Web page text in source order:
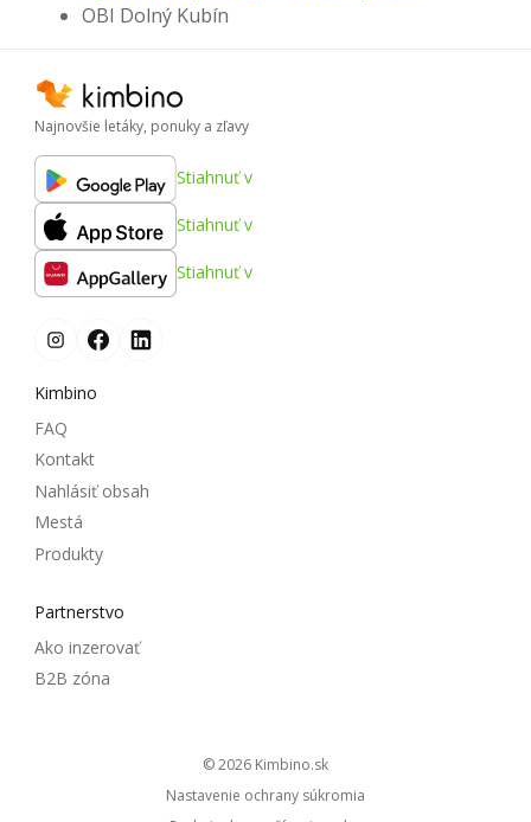
OBI Dolný Kubín
Najnovšie letáky, ponuky a zľavy
Stiahnuť v
Stiahnuť v
Stiahnuť v
Kimbino
FAQ
Kontakt
Nahlásiť obsah
Mestá
Produkty
Partnerstvo
Ako inzerovať
B2B zóna
© 2026
kimbino.sk
Nastavenie ochrany súkromia